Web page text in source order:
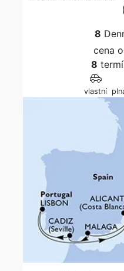
8
cena
8
vlastní